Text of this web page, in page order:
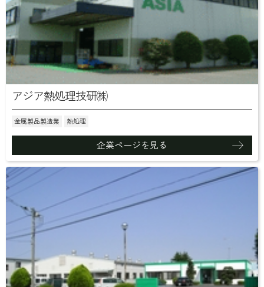
アジア熱処理技研㈱
金属製品製造業 熱処理
企業ページを見る